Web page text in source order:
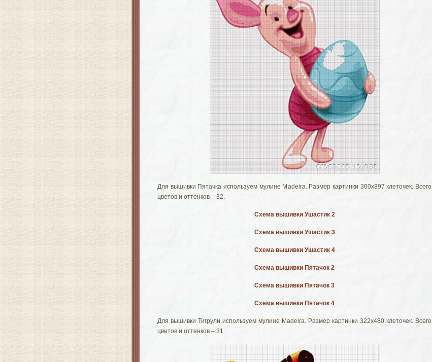
Для вышивки Пятачка используем мулине Madeira. Размер картинки 300х397 клеточек. Всего
цветов и оттенков – 32.
Схема вышивки Ушастик 2
Схема вышивки Ушастик 3
Схема вышивки Ушастик 4
Схема вышивки Пятачок 2
Схема вышивки Пятачок 3
Схема вышивки Пятачок 4
Для вышивки Тигрули используем мулине Madeira. Размер картинки 322х480 клеточек. Всего
цветов и оттенков – 31.